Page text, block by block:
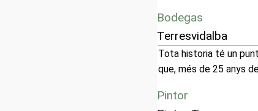
Bodegas
Terresvidalba
Tota historia té un
que, més de 25 anys
Pintor